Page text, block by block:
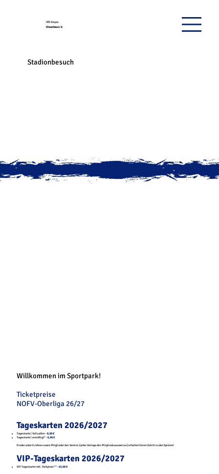
VfB Empor
Glauchau e.V.
Stadionbesuch
Willkommen im Sportpark!
Ticketpreise
NOFV-Oberliga 26/27
Tageskarten 2026/2027
Tageskarte Vollzahler -8,00 €
Tageskarte ermäßigt*-6,00 €
Kinder unter 6 Jahren sowie Mitglieder des Vereins (unter Vorlage des Mitgliedsausweises) erhalten freien Zutritt zu den Spielen!
VIP-Tageskarten 2026/2027
VIP-Tageskarte inkl. Parkplatz**-45,00 €